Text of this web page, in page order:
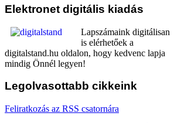
Elektronet digitális kiadás
Lapszámaink digitálisan
is elérhetőek a
digitalstand.hu oldalon, hogy kedvenc lapja
mindig Önnél legyen!
Legolvasottabb cikkeink
Feliratkozás az RSS csatornára